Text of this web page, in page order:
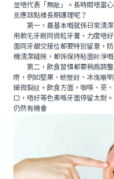
並唔代表「無敵」。長時間唔當
竟應該點樣長期護理呢？
第一，最基本嘅就係日常清潔
用軟毛牙刷同微粒牙膏，力度唔
面同牙龈交接位都要特別留意，
機清潔縫隙，都係保持貼面幹淨嘅
第二，飲食習慣都要稍爲調整
嘢，例如堅果、螃蟹鉗、冰塊嗰
細微裂紋。飲食方面，咖啡、茶
口，唔好等色素喺牙面停留太耐
仍然有機會